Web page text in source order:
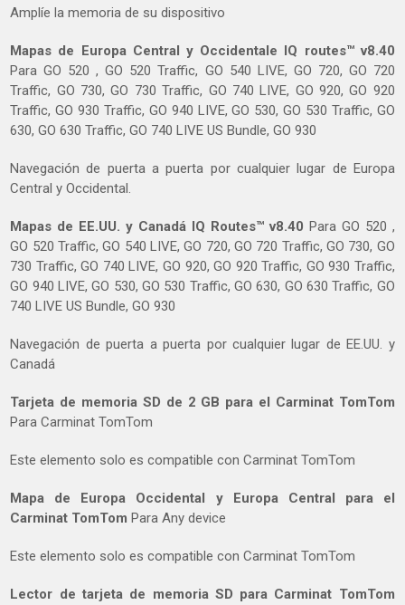
Amplíe la memoria de su dispositivo
Mapas de Europa Central y Occidentale IQ routes™ v8.40
Para GO 520 , GO 520 Traffic, GO 540 LIVE, GO 720, GO 720
Traffic, GO 730, GO 730 Traffic, GO 740 LIVE, GO 920, GO 920
Traffic, GO 930 Traffic, GO 940 LIVE, GO 530, GO 530 Traffic, GO
630, GO 630 Traffic, GO 740 LIVE US Bundle, GO 930
Navegación de puerta a puerta por cualquier lugar de Europa
Central y Occidental.
Mapas de EE.UU. y Canadá IQ Routes™ v8.40 Para GO 520 ,
GO 520 Traffic, GO 540 LIVE, GO 720, GO 720 Traffic, GO 730, GO
730 Traffic, GO 740 LIVE, GO 920, GO 920 Traffic, GO 930 Traffic,
GO 940 LIVE, GO 530, GO 530 Traffic, GO 630, GO 630 Traffic, GO
740 LIVE US Bundle, GO 930
Navegación de puerta a puerta por cualquier lugar de EE.UU. y
Canadá
Tarjeta de memoria SD de 2 GB para el Carminat TomTom
Para Carminat TomTom
Este elemento solo es compatible con Carminat TomTom
Mapa de Europa Occidental y Europa Central para el
Carminat TomTomPara Any device
Este elemento solo es compatible con Carminat TomTom
Lector de tarjeta de memoria SD para Carminat TomTom